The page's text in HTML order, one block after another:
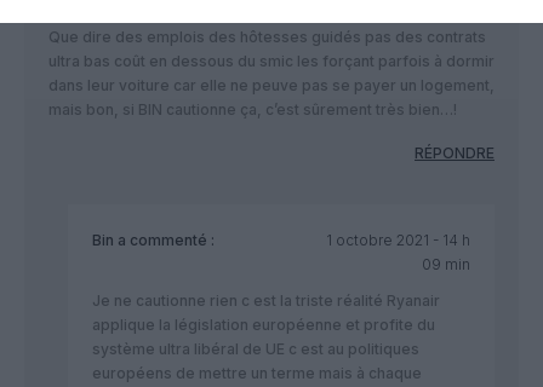
Que dire des emplois des hôtesses guidés pas des contrats
ultra bas coût en dessous du smic les forçant parfois à dormir
dans leur voiture car elle ne peuve pas se payer un logement,
mais bon, si BIN cautionne ça, c’est sûrement très bien…!
RÉPONDRE
Bin a commenté :
1 octobre 2021 - 14 h
09 min
Je ne cautionne rien c est la triste réalité Ryanair
applique la législation européenne et profite du
système ultra libéral de UE c est au politiques
européens de mettre un terme mais à chaque